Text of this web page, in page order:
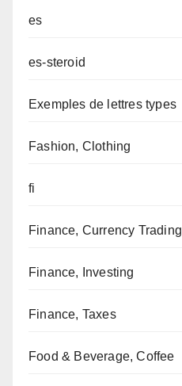
es
es-steroid
Exemples de lettres types
Fashion, Clothing
fi
Finance, Currency Trading
Finance, Investing
Finance, Taxes
Food & Beverage, Coffee